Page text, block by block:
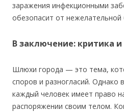
заражения инфекционными
обезопасит от нежелательной
В заключение: критика и
Шлюхи города — это тема,
споров и разногласий. Однако
каждый человек имеет право
распоряжении своим телом.